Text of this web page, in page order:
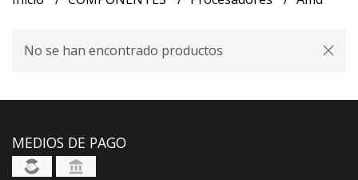
No se han encontrado productos
MEDIOS DE PAGO